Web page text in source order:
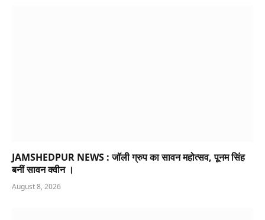
JAMSHEDPUR NEWS : जॉली ग्रुप का सावन महोत्सव, पूनम सिंह
बनीं सावन क्वीन ।
August 8, 2026